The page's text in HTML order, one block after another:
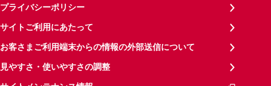
プライバシーポリシー
サイトご利用にあたって
お客さまご利用端末からの情報の外部送信について
見やすさ・使いやすさの調整